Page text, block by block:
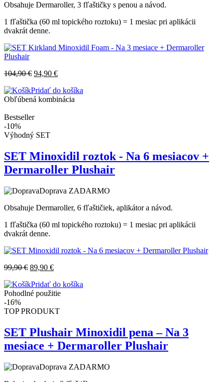
Obsahuje Dermaroller, 3 fľaštičky s penou a návod.
1 fľaštička (60 ml topického roztoku) = 1 mesiac pri aplikácii
dvakrát denne.
104,90€ 94,90 €
Pridať do košíka
Obľúbená kombinácia
Bestseller
-10%
Výhodný SET
SET Minoxidil roztok - Na 6 mesiacov +
Dermaroller Plushair
Doprava ZADARMO
Obsahuje Dermaroller, 6 fľaštičiek, aplikátor a návod.
1 fľaštička (60 ml topického roztoku) = 1 mesiac pri aplikácii
dvakrát denne.
99,90€ 89,90 €
Pridať do košíka
Pohodlné použitie
-16%
TOP PRODUKT
SET Plushair Minoxidil pena – Na 3
mesiace + Dermaroller Plushair
Doprava ZADARMO